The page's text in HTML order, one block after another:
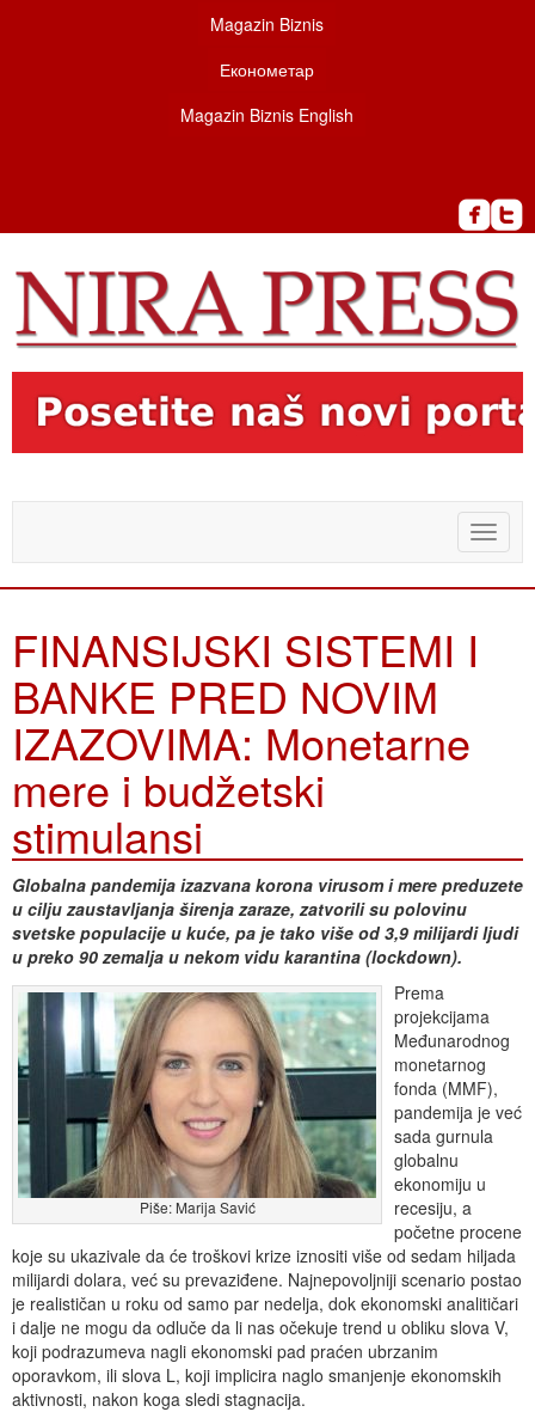
Magazin Biznis
Економетар
Magazin Biznis English
Toggle
FINANSIJSKI SISTEMI I
BANKE PRED NOVIM
IZAZOVIMA: Monetarne
mere i budžetski
stimulansi
Globalna pandemija izazvana korona virusom i mere preduzete
u cilju zaustavljanja širenja zaraze, zatvorili su polovinu
svetske populacije u kuće, pa je tako više od 3,9 milijardi ljudi
u preko 90 zemalja u nekom vidu karantina (lockdown).
Piše: Marija Savić
Prema
projekcijama
Međunarodnog
monetarnog
fonda (MMF),
pandemija je već
sada gurnula
globalnu
ekonomiju u
recesiju, a
početne procene
koje su ukazivale da će troškovi krize iznositi više od sedam hiljada
milijardi dolara, već su prevaziđene. Najnepovoljniji scenario postao
je realističan u roku od samo par nedelja, dok ekonomski analitičari
i dalje ne mogu da odluče da li nas očekuje trend u obliku slova V,
koji podrazumeva nagli ekonomski pad praćen ubrzanim
oporavkom, ili slova L, koji implicira naglo smanjenje ekonomskih
aktivnosti, nakon koga sledi stagnacija.